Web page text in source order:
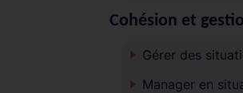
Cohésion et
Gérer des
Manager en